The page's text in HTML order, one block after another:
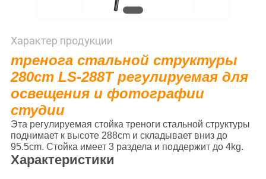
Характер продукции
тренога стальной структуры
280cm LS-288T регулируемая для
освещения и фотографии
студии
Эта регулируемая стойка треноги стальной структуры
поднимает к высоте 288cm и складывает вниз до
95.5cm. Стойка имеет 3 раздела и поддержит до 4kg.
Характеристики